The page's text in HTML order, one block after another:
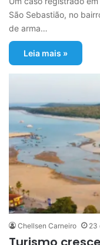
São Sebastião, no
de arma…
Leia mais »
Chellsen Carneiro 23